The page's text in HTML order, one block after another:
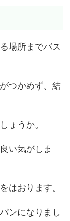
場所までバス
つかめず、結
ょうか。
い気がしま
はおります。
ンになりまし